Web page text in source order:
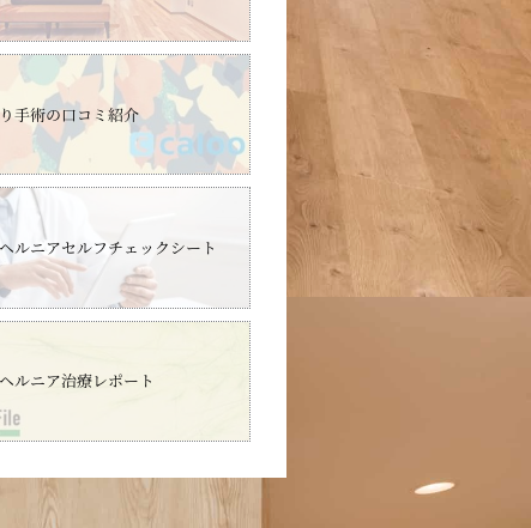
手術の口コミ紹介
ルニアセルフチェックシート
ルニア治療レポート